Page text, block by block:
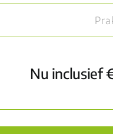
Nu inclusief